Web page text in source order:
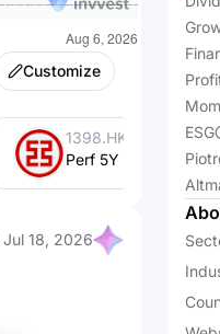
Customize
1398.HK
Industrial &
Commercial
Bank of
Perf 5Y %
Jul 18, 2026
ESG